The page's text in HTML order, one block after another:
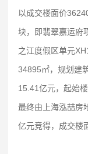
以成交楼面价
块，即翡翠嘉运府
之江度假区单元
34895㎡，规划建
15.41亿元，起始
最终由上海泓喆房
亿元竞得，成交楼